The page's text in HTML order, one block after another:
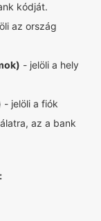
kódját.
az ország
- jelöli a hely
- jelöli a fiók
az a bank